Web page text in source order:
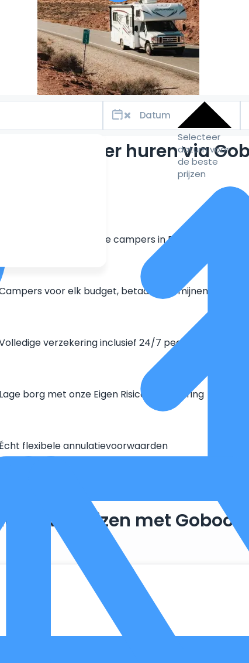
Selecteer
datum voor
de beste
prijzen
een camper huren via
Grootste aanbod unieke campers in Europa
voor elk budget, betaal in termijnen
verzekering inclusief 24/7 pechhulp
Lage borg met onze Eigen Risico Verzekering
Écht flexibele annulatievoorwaarden
reizen met
maken we optimaal gebruik van wat er al beschikbaar